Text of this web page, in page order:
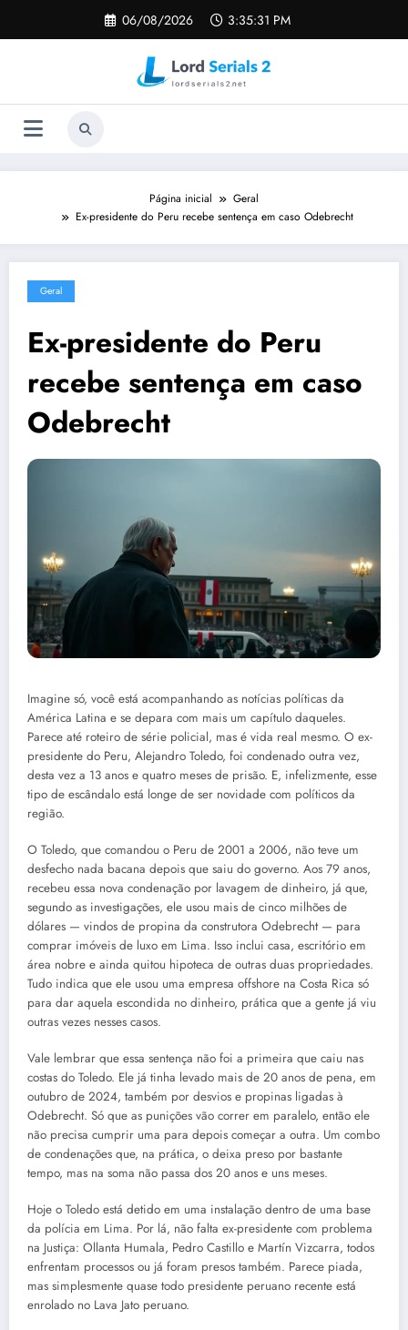
o
06/08/2026 3:35:31 PM
Página inicial
Geral
Ex-presidente do Peru recebe sentença em caso Odebrecht
Geral
Ex-presidente do Peru
recebe sentença em caso
Odebrecht
Imagine só, você está acompanhando as notícias políticas da
América Latina e se depara com mais um capítulo daqueles.
Parece até roteiro de série policial, mas é vida real mesmo. O ex-
presidente do Peru, Alejandro Toledo, foi condenado outra vez,
desta vez a 13 anos e quatro meses de prisão. E, infelizmente, esse
tipo de escândalo está longe de ser novidade com políticos da
região.
O Toledo, que comandou o Peru de 2001 a 2006, não teve um
desfecho nada bacana depois que saiu do governo. Aos 79 anos,
recebeu essa nova condenação por lavagem de dinheiro, já que,
segundo as investigações, ele usou mais de cinco milhões de
dólares — vindos de propina da construtora Odebrecht — para
comprar imóveis de luxo em Lima. Isso inclui casa, escritório em
área nobre e ainda quitou hipoteca de outras duas propriedades.
Tudo indica que ele usou uma empresa offshore na Costa Rica só
para dar aquela escondida no dinheiro, prática que a gente já viu
outras vezes nesses casos.
Vale lembrar que essa sentença não foi a primeira que caiu nas
costas do Toledo. Ele já tinha levado mais de 20 anos de pena, em
outubro de 2024, também por desvios e propinas ligadas à
Odebrecht. Só que as punições vão correr em paralelo, então ele
não precisa cumprir uma para depois começar a outra. Um combo
de condenações que, na prática, o deixa preso por bastante
tempo, mas na soma não passa dos 20 anos e uns meses.
Hoje o Toledo está detido em uma instalação dentro de uma base
da polícia em Lima. Por lá, não falta ex-presidente com problema
na Justiça: Ollanta Humala, Pedro Castillo e Martín Vizcarra, todos
enfrentam processos ou já foram presos também. Parece piada,
mas simplesmente quase todo presidente peruano recente está
enrolado no Lava Jato peruano.